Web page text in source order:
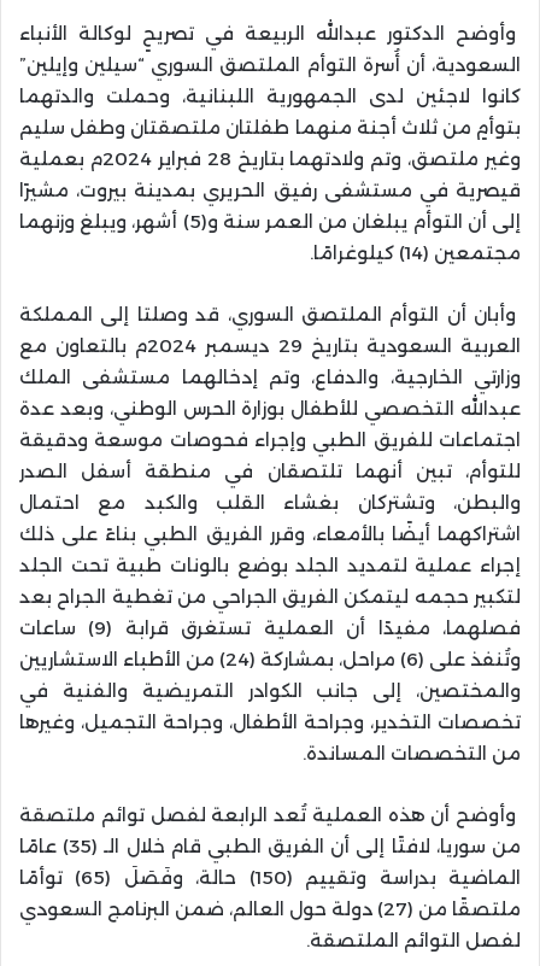
وأوضح الدكتور عبدالله الربيعة في تصريحٍ لوكالة الأنباء
السعودية، أن أُسرة التوأم الملتصق السوري “سيلين وإيلين”
كانوا لاجئين لدى الجمهورية اللبنانية، وحملت والدتهما
بتوأمٍ من ثلاث أجنة منهما طفلتان ملتصقتان وطفل سليم
وغير ملتصق، وتم ولادتهما بتاريخ 28 فبراير 2024م بعملية
قيصرية في مستشفى رفيق الحريري بمدينة بيروت، مشيرًا
إلى أن التوأم يبلغان من العمر سنة و(5) أشهر، ويبلغ وزنهما
مجتمعين (14) كيلوغرامًا.
وأبان أن التوأم الملتصق السوري، قد وصلتا إلى المملكة
العربية السعودية بتاريخ 29 ديسمبر 2024م بالتعاون مع
وزارتي الخارجية، والدفاع، وتم إدخالهما مستشفى الملك
عبدالله التخصصي للأطفال بوزارة الحرس الوطني، وبعد عدة
اجتماعات للفريق الطبي وإجراء فحوصات موسعة ودقيقة
للتوأم، تبين أنهما تلتصقان في منطقة أسفل الصدر
والبطن، وتشتركان بغشاء القلب والكبد مع احتمال
اشتراكهما أيضًا بالأمعاء، وقرر الفريق الطبي بناءً على ذلك
إجراء عملية لتمديد الجلد بوضع بالونات طبية تحت الجلد
لتكبير حجمه ليتمكن الفريق الجراحي من تغطية الجراح بعد
فصلهما، مفيدًا أن العملية تستغرق قرابة (9) ساعات
وتُنفذ على (6) مراحل، بمشاركة (24) من الأطباء الاستشاريين
والمختصين، إلى جانب الكوادر التمريضية والفنية في
تخصصات التخدير، وجراحة الأطفال، وجراحة التجميل، وغيرها
من التخصصات المساندة.
وأوضح أن هذه العملية تُعد الرابعة لفصل توائم ملتصقة
من سوريا، لافتًا إلى أن الفريق الطبي قام خلال الـ (35) عامًا
الماضية بدراسة وتقييم (150) حالة، وفَصَلَ (65) توأمًا
ملتصقًا من (27) دولة حول العالم، ضمن البرنامج السعودي
لفصل التوائم الملتصقة.